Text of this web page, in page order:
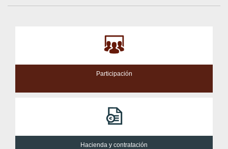
Participación
Hacienda y contratación